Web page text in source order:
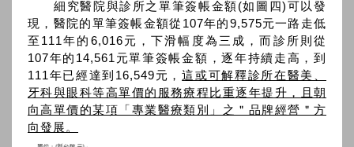
細究醫院與診所之單筆簽帳金額(如圖四)可以發
現，醫院的單筆簽帳金額從107年的9,575元一路走低
至111年的6,016元，下滑幅度為三成，而診所則從
107年的14,561元單筆簽帳金額，逐年持續走高，到
111年已經達到16,549元，這或可解釋診所在醫美、
牙科與眼科等高單價的服務療程比重逐年提升，且朝
向高單價的某項「專業醫療類別」之＂品牌經營＂方
向發展。